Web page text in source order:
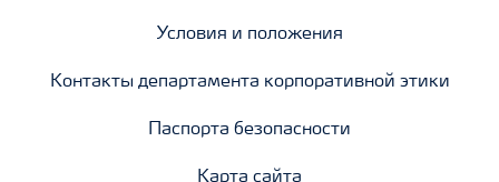
Условия и положения
Контакты департамента корпоративной этики
Паспорта безопасности
Карта сайта